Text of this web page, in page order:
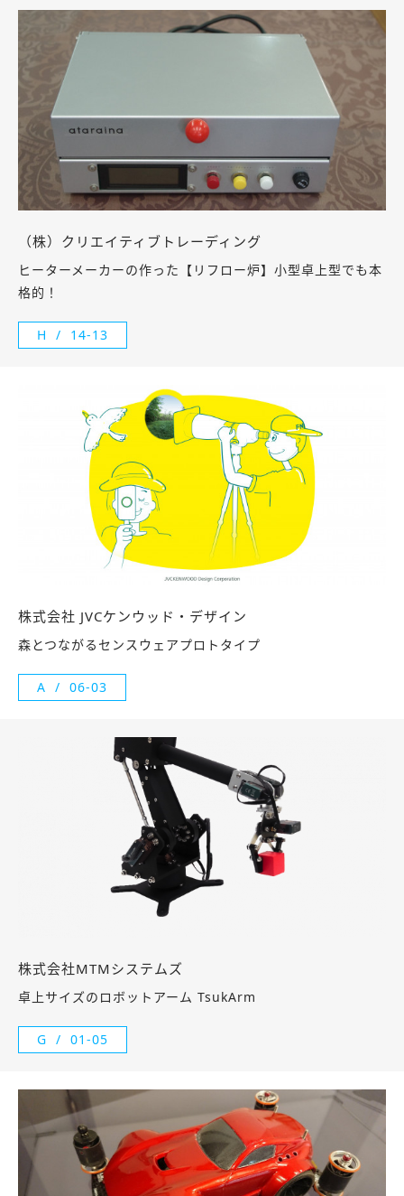
（株）クリエイティブトレーディング
ヒーターメーカーの作った【リフロー炉】小型卓上型でも本
格的！
H 14-13
株式会社 JVCケンウッド・デザイン
森とつながるセンスウェアプロトタイプ
A 06-03
株式会社MTMシステムズ
卓上サイズのロボットアーム TsukArm
G 01-05